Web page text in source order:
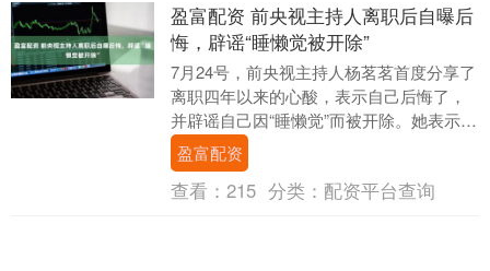
盈富配资 前央视主持人离职后自曝后
悔，辟谣“睡懒觉被开除”
7月24号，前央视主持人杨茗茗首度分享了
离职四年以来的心酸，表示自己后悔了，
并辟谣自己因“睡懒觉”而被开除。她表示，
自己后悔的并非是离开央视，而是离职前
没有做好....
盈富配资
查看： 215 分类： 配资平台查询